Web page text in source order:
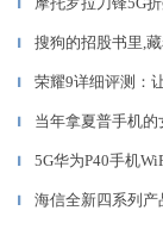
▎
▎ 搜狗的招股书里,
▎ 荣耀9详细评测：
▎ 当年拿夏普手机的
▎ 5G华为P40手机
▎ 海信全新四系列